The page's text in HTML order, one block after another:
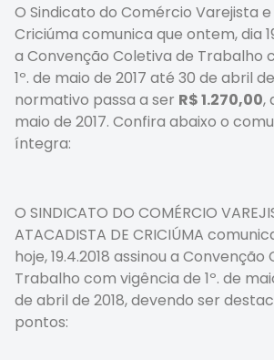
O Sindicato do Comércio Varejista
Criciúma comunica que ontem, dia
a Convenção Coletiva de Trabalho
1º. de maio de 2017 até 30 de abril
normativo passa a ser R$ 1.270,00,
maio de 2017. Confira abaixo o
íntegra:
O SINDICATO DO COMÉRCIO
ATACADISTA DE CRICIÚMA
hoje, 19.4.2018 assinou a
Trabalho com vigência de 1º. de
de abril de 2018, devendo ser
pontos: